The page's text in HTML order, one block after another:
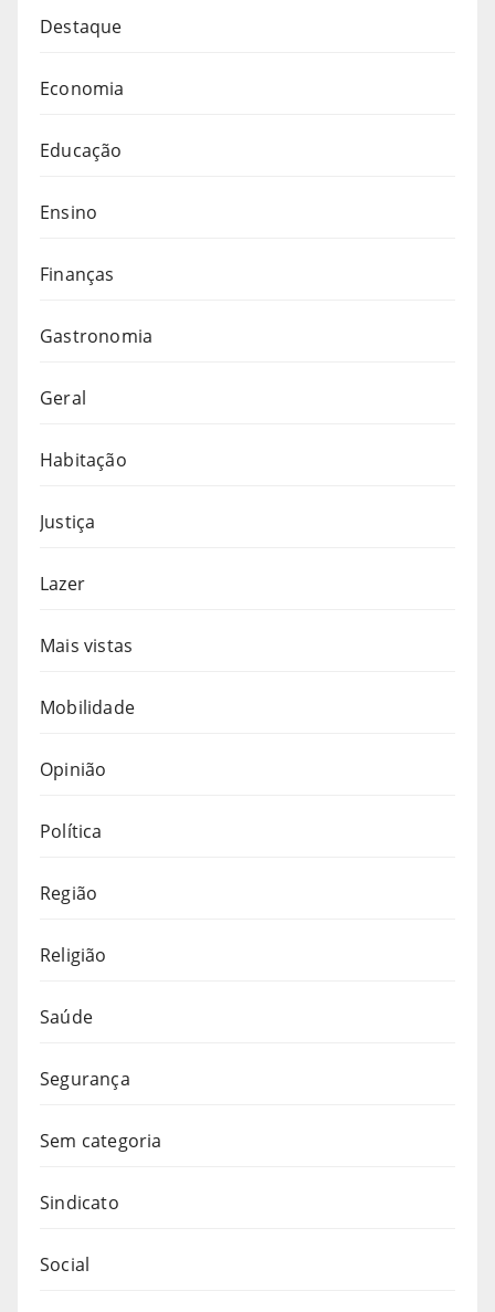
Destaque
Economia
Educação
Ensino
Finanças
Gastronomia
Geral
Habitação
Justiça
Lazer
Mais vistas
Mobilidade
Opinião
Política
Região
Religião
Saúde
Segurança
Sem categoria
Sindicato
Social